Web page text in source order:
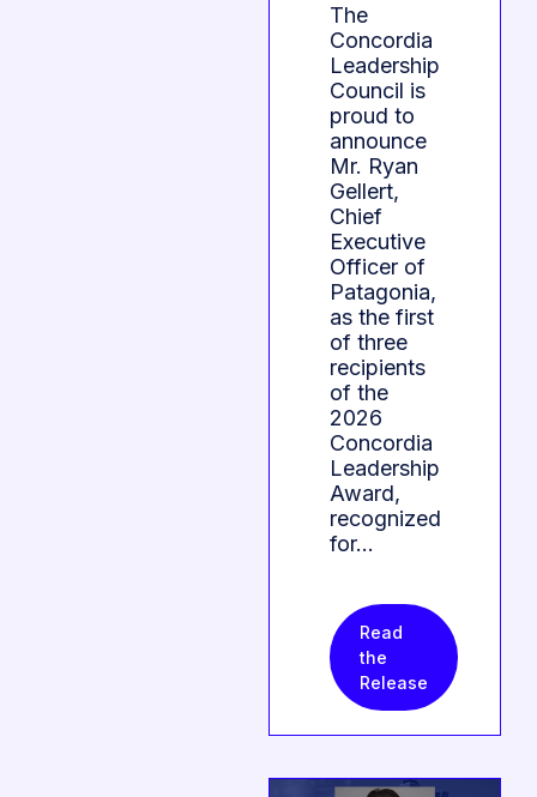
The
Concordia
Leadership
Council is
proud to
announce
Mr. Ryan
Gellert,
Chief
Executive
Officer of
Patagonia,
as the first
of three
recipients
of the
2026
Concordia
Leadership
Award,
recognized
for…
Read
the
Release